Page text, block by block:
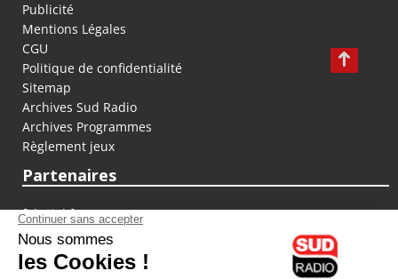
Publicité
Mentions Légales
CGU
Politique de confidentialité
Sitemap
Archives Sud Radio
Archives Programmes
Règlement jeux
Partenaires
fiducial.fr
lyoncapitale.fr
olympique-et-lyonnais.com